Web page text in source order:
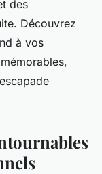
des
Découvrez
à vos